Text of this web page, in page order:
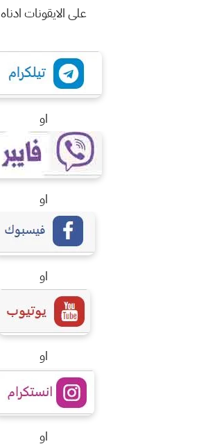
على الايقونات ادناه
او
او
او
او
او